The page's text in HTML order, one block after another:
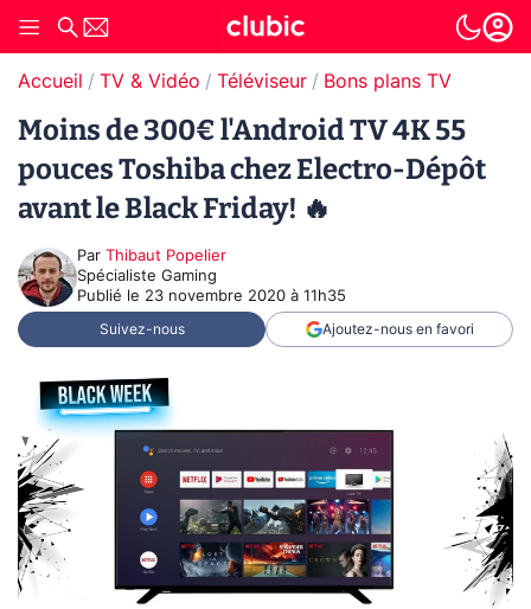
Accueil TV & Vidéo Téléviseur Bons plans TV
Moins de 300€ l'Android TV 4K 55
pouces Toshiba chez Electro-Dépôt
avant le Black Friday! 🔥
Par Thibaut Popelier
Spécialiste Gaming
Publié le 23 novembre 2020 à 11h35
Suivez-nous Ajoutez-nous en favori